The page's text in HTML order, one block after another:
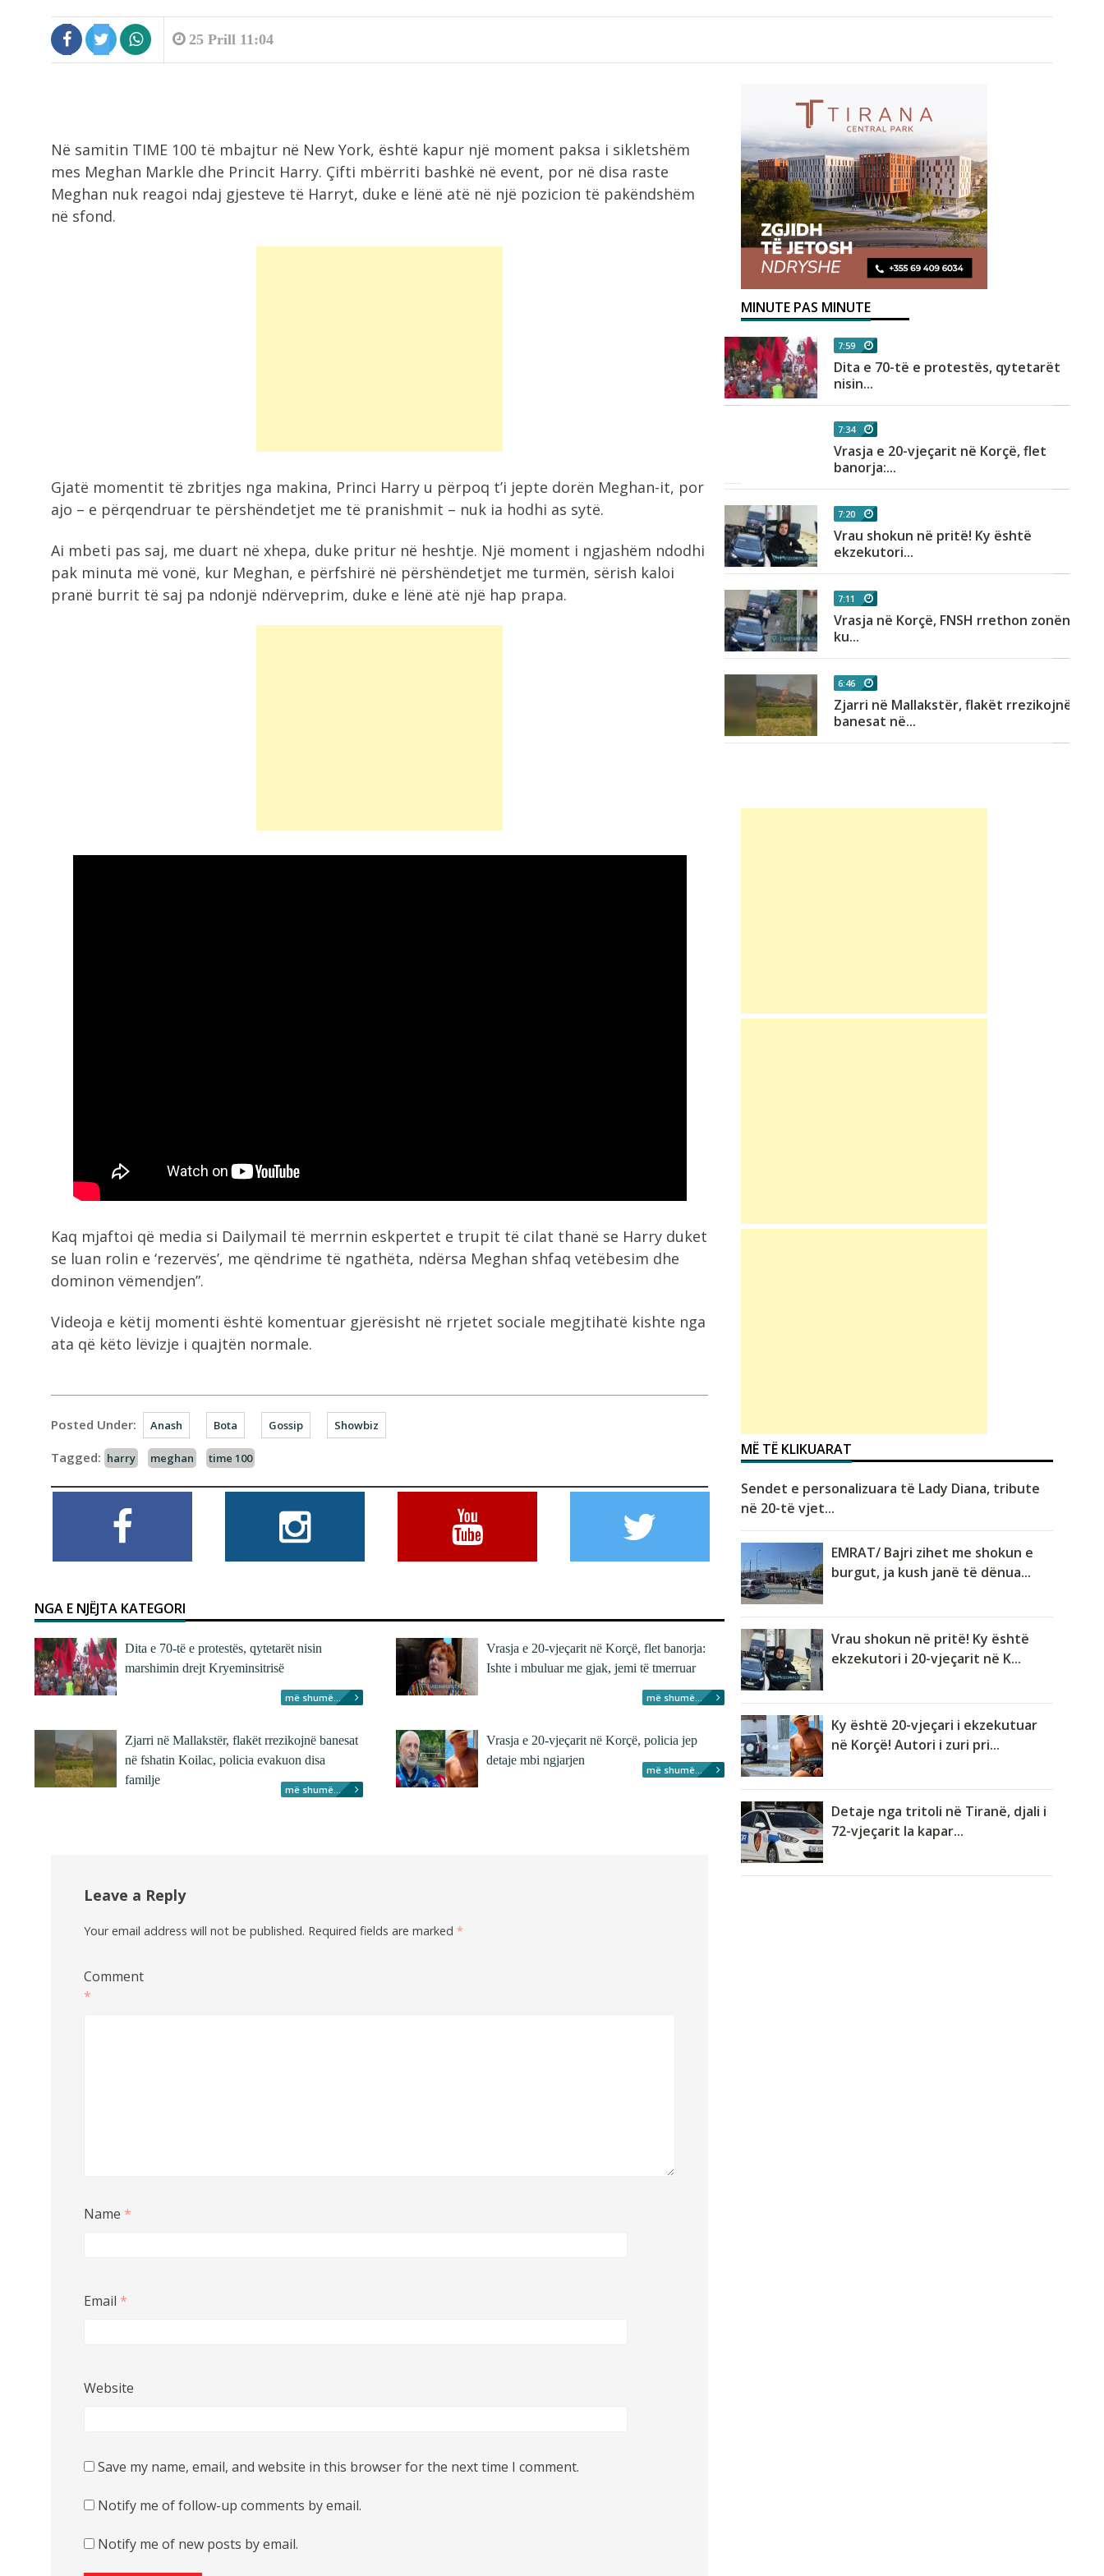
25 Prill 11:04
Në samitin TIME 100 të mbajtur në New York, është kapur një moment paksa i sikletshëm
mes Meghan Markle dhe Princit Harry. Çifti mbërriti bashkë në event, por në disa raste
Meghan nuk reagoi ndaj gjesteve të Harryt, duke e lënë atë në një pozicion të pakëndshëm
në sfond.
Gjatë momentit të zbritjes nga makina, Princi Harry u përpoq t’i jepte dorën Meghan-it, por
ajo – e përqendruar te përshëndetjet me të pranishmit – nuk ia hodhi as sytë.
Ai mbeti pas saj, me duart në xhepa, duke pritur në heshtje. Një moment i ngjashëm ndodhi
pak minuta më vonë, kur Meghan, e përfshirë në përshëndetjet me turmën, sërish kaloi
pranë burrit të saj pa ndonjë ndërveprim, duke e lënë atë një hap prapa.
Kaq mjaftoi që media si Dailymail të merrnin eskpertet e trupit të cilat thanë se Harry duket
se luan rolin e ‘rezervës’, me qëndrime të ngathëta, ndërsa Meghan shfaq vetëbesim dhe
dominon vëmendjen”.
Videoja e këtij momenti është komentuar gjerësisht në rrjetet sociale megjtihatë kishte nga
ata që këto lëvizje i quajtën normale.
Posted Under: Anash Bota Gossip Showbiz
Tagged: harry meghan time 100
NGA E NJËJTA KATEGORI
Dita e 70-të e protestës, qytetarët nisin
marshimin drejt Kryeminsitrisë
më shumë...
Vrasja e 20-vjeçarit në Korçë, flet banorja:
Ishte i mbuluar me gjak, jemi të tmerruar
më shumë...
Zjarri në Mallakstër, flakët rrezikojnë banesat
në fshatin Koilac, policia evakuon disa
familje
më shumë...
Vrasja e 20-vjeçarit në Korçë, policia jep
detaje mbi ngjarjen
më shumë...
Leave a Reply
Your email address will not be published. Required fields are marked *
Comment
*
Name *
Email *
Website
Save my name, email, and website in this browser for the next time I comment.
Notify me of follow-up comments by email.
Notify me of new posts by email.
MINUTE PAS MINUTE
4:55
vrarë
4:50
Parashikimi i motit për ditën e diel,...
4:02
kuqezi...
3:44
Telegraph: I...
7:59
Dita e 70-të e protestës, qytetarët
nisin...
7:34
Vrasja e 20-vjeçarit në Korçë, flet
banorja:...
7:20
Vrau shokun në pritë! Ky është
ekzekutori...
7:11
Vrasja në Korçë, FNSH rrethon zonën
ku...
6:46
Zjarri në Mallakstër, flakët rrezikojnë
banesat në...
MË TË KLIKUARAT
Sendet e personalizuara të Lady Diana, tribute
në 20-të vjet...
EMRAT/ Bajri zihet me shokun e
burgut, ja kush janë të dënua...
Vrau shokun në pritë! Ky është
ekzekutori i 20-vjeçarit në K...
Ky është 20-vjeçari i ekzekutuar
në Korçë! Autori i zuri pri...
Detaje nga tritoli në Tiranë, djali i
72-vjeçarit la kapar...